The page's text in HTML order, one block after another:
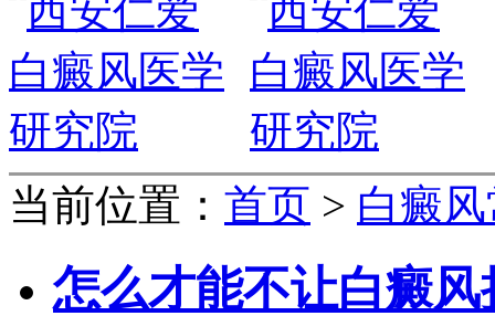
当前位置： 首页 > 白癜
怎么才能不让白癜风